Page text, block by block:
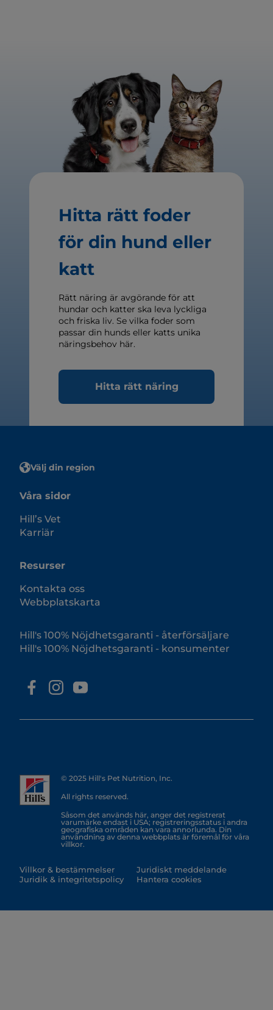
Hitta rätt foder
för din hund eller
katt
Rätt näring är avgörande för att
hundar och katter ska leva lyckliga
och friska liv. Se vilka foder som
passar din hunds eller katts unika
näringsbehov här.
Hitta rätt näring
Välj din region
Våra sidor
Hill’s Vet
Karriär
Resurser
Kontakta oss
Webbplatskarta
Hill's 100% Nöjdhetsgaranti - återförsäljare
Hill's 100% Nöjdhetsgaranti - konsumenter
© 2025 Hill's Pet Nutrition, Inc.
All rights reserved.
Såsom det används här, anger det registrerat
varumärke endast i USA; registreringsstatus i andra
geografiska områden kan vara annorlunda. Din
användning av denna webbplats är föremål för våra
villkor.
Villkor & bestämmelser
Juridik & integritetspolicy
Juridiskt meddelande
Hantera cookies